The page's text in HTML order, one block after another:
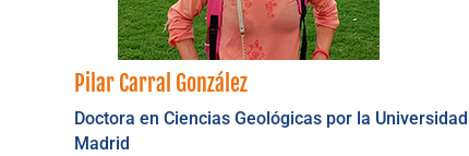
Pilar Carral González
Doctora en Ciencias Geológicas por la
Madrid